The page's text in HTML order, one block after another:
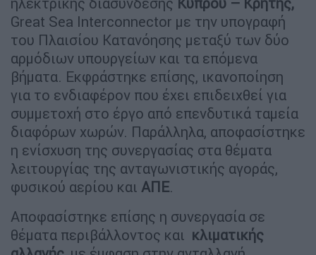
Great Sea Interconnector με την υπογραφή
του Πλαισίου Κατανόησης μεταξύ των δύο
αρμόδιων υπουργείων και τα επόμενα
βήματα. Εκφράστηκε επίσης, ικανοποίηση
για το ενδιαφέρον που έχει επιδειχθεί για
συμμετοχή στο έργο από επενδυτικά ταμεία
διαφόρων χωρών. Παράλληλα, αποφασίστηκε
η ενίσχυση της συνεργασίας στα θέματα
λειτουργίας της ανταγωνιστικής αγοράς,
φυσικού αερίου και ΑΠΕ.
Αποφασίστηκε επίσης η συνεργασία σε
θέματα περιβάλλοντος και κλιματικής